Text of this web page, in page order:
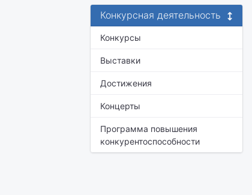
Конкурсная деятельность
Конкурсы
Выставки
Достижения
Концерты
Программа повышения
конкурентоспособности